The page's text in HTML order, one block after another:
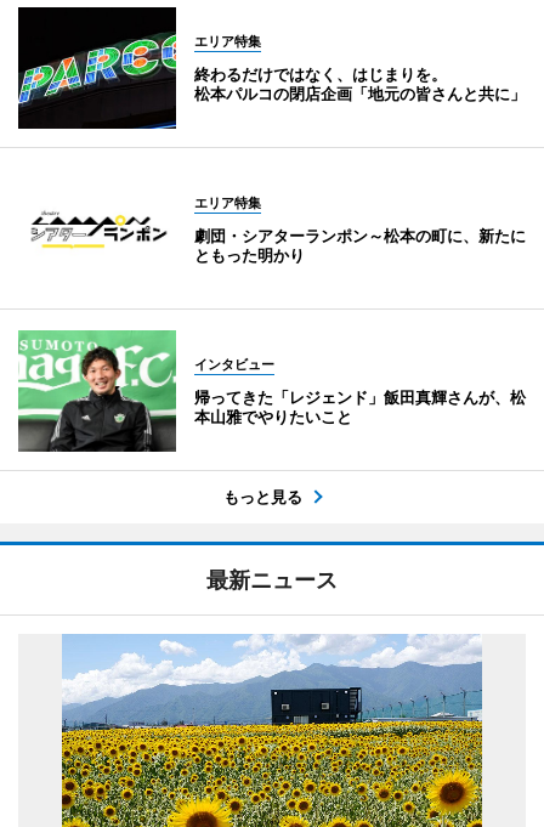
エリア特集
終わるだけではなく、はじまりを。
松本パルコの閉店企画「地元の皆さんと共に」
エリア特集
劇団・シアターランポン～松本の町に、新たに
ともった明かり
インタビュー
帰ってきた「レジェンド」飯田真輝さんが、松
本山雅でやりたいこと
もっと見る
最新ニュース